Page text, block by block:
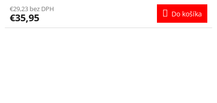
€29,23 bez DPH
€35,95 Do košíka